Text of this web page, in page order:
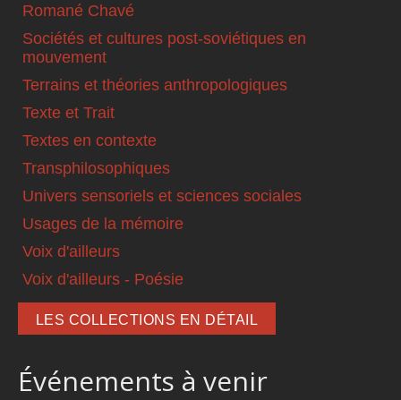
Romané Chavé
Sociétés et cultures post-soviétiques en
mouvement
Terrains et théories anthropologiques
Texte et Trait
Textes en contexte
Transphilosophiques
Univers sensoriels et sciences sociales
Usages de la mémoire
Voix d'ailleurs
Voix d'ailleurs - Poésie
LES COLLECTIONS EN DÉTAIL
Événements à venir